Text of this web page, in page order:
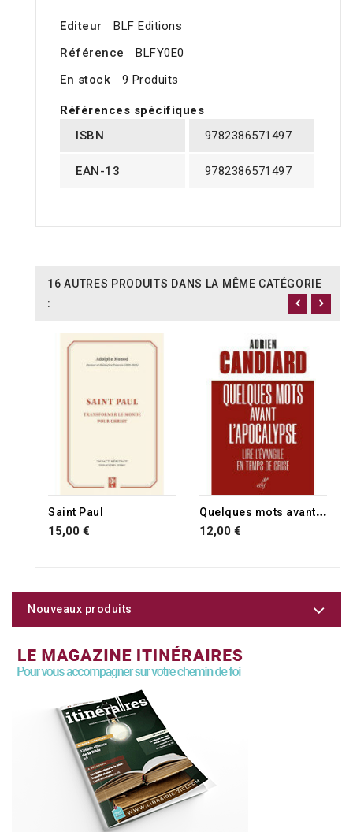
Editeur
BLF Editions
Référence
BLFY0E0
En stock
9 Produits
Références spécifiques
ISBN
9782386571497
EAN-13 9782386571497
16 AUTRES PRODUITS DANS LA MÊME CATÉGORIE
:
RUPTURE DE STOCK
Saint Paul
15,00 €
Q
uelques mots avant l'Apocalypse
12,00 €
Nouveaux produits